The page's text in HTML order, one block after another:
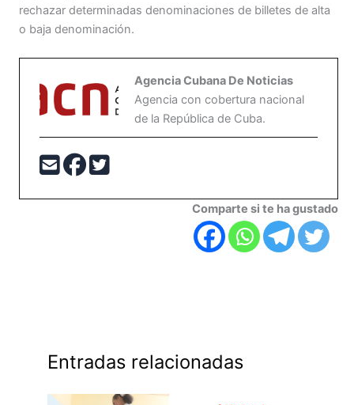
rechazar determinadas denominaciones de billetes de alta
o baja denominación.
Agencia Cubana De Noticias
Agencia con cobertura nacional
de la República de Cuba.
Comparte si te ha gustado
Entradas relacionadas